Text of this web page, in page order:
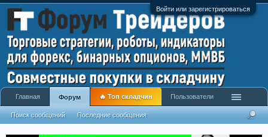
Войти или зарегистрироваться
Главная Форум
Поиск сообщений Последние сообщения
🔥 Топ складчин Пользователи